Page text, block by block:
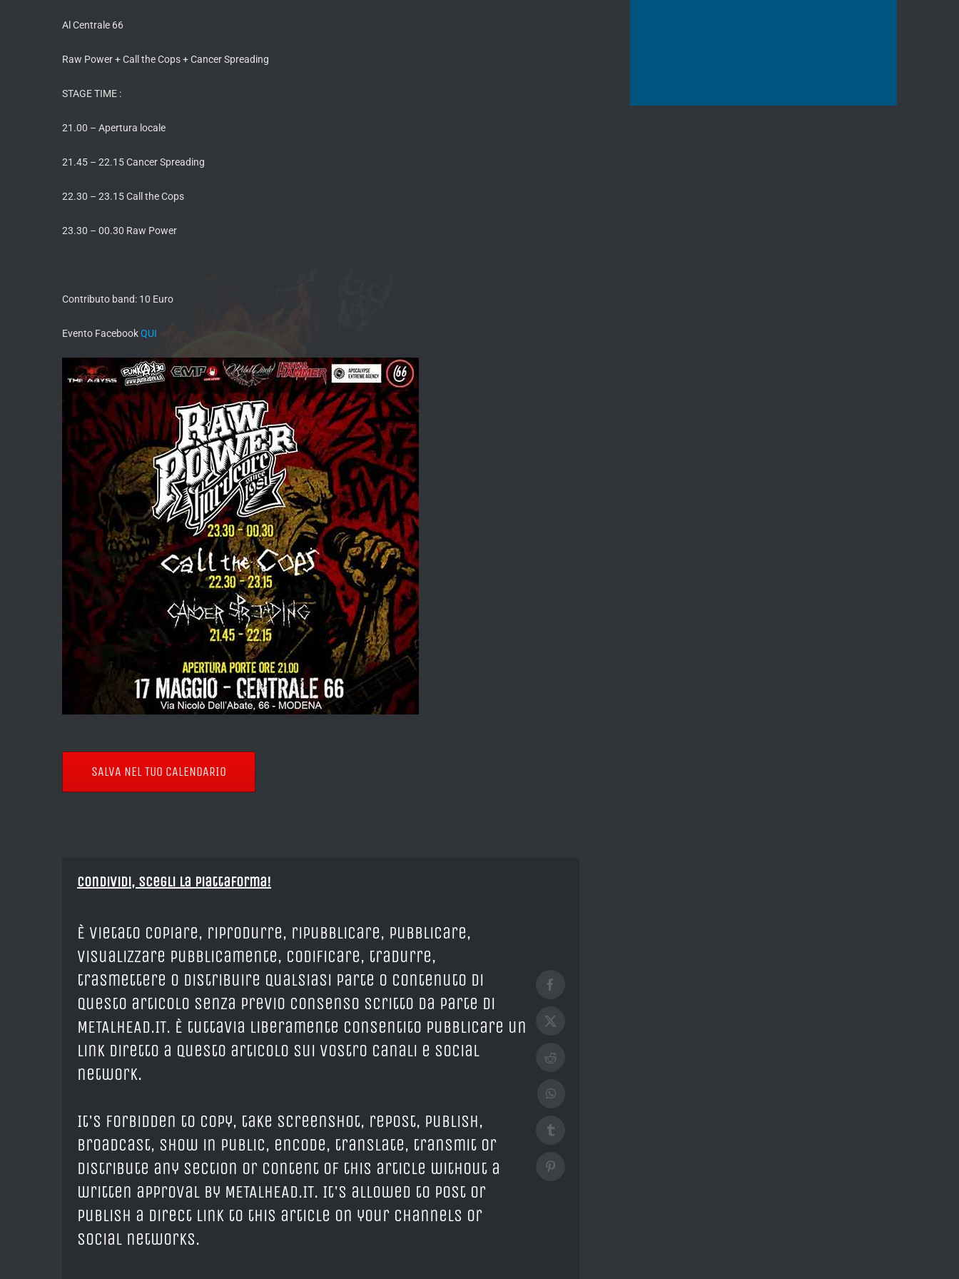
Al Centrale 66
Raw Power + Call the Cops + Cancer Spreading
STAGE TIME :
21.00 – Apertura locale
21.45 – 22.15 Cancer Spreading
22.30 – 23.15 Call the Cops
23.30 – 00.30 Raw Power
Contributo band: 10 Euro
Evento FacebookQUI
SALVA NEL TUO CALENDARIO
Condividi, Scegli la piattaforma!
È vietato copiare, riprodurre, ripubblicare, pubblicare,
visualizzare pubblicamente, codificare, tradurre,
trasmettere o distribuire qualsiasi parte o contenuto di
questo articolo senza previo consenso scritto da parte di
METALHEAD.IT. È tuttavia liberamente consentito pubblicare un
link diretto a questo articolo sui vostro canali e social
network.
It's forbidden to copy, take screenshot, repost, publish,
broadcast, show in public, encode, translate, transmit or
distribute any section or content of this article without a
written approval by METALHEAD.IT. It's allowed to post or
publish a direct link to this article on your channels or
social networks.
Facebook
X
Reddit
WhatsApp
Tumblr
Pinterest